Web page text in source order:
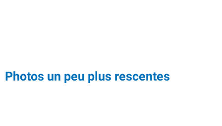
Photos un peu plus rescentes